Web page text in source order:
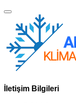
İletişim Bilgileri